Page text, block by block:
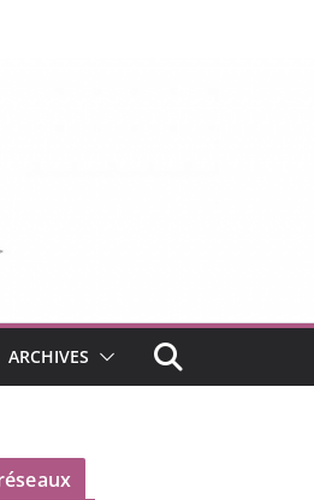
ARCHIVES